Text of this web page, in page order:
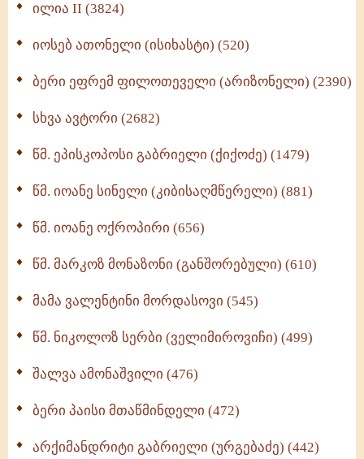
Wisdomge (514)
ქადაგებანი გაბრიელ ეპისკოპოსისა - II ტომი
სულიერი ცხოვრების სახელმძღვანელო -
ნაწილი II (369)
ილია II (3824)
იოსებ ათონელი (ისიხასტი) (520)
ბერი ეფრემ ფილოთეველი (არიზონელი) (2390)
სხვა ავტორი (2682)
წმ. ეპისკოპოსი გაბრიელი (ქიქოძე) (1479)
წმ. იოანე სინელი (კიბისაღმწერელი) (881)
წმ. იოანე ოქროპირი (656)
წმ. მარკოზ მონაზონი (განშორებული) (610)
მამა ვალენტინი მორდასოვი (545)
წმ. ნიკოლოზ სერბი (ველიმიროვიჩი) (499)
შალვა ამონაშვილი (476)
ბერი პაისი მთაწმინდელი (472)
არქიმანდრიტი გაბრიელი (ურგებაძე) (442)